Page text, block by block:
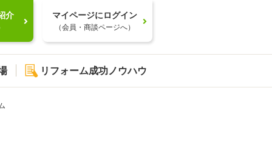
介 マイページにログイン
（会員・商談ページへ）
リフォーム成功ノウハウ